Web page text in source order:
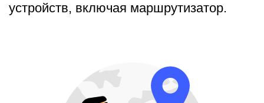
устройств, включая маршрутизатор.